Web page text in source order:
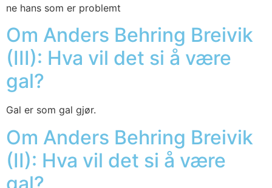
ne hans som er pro­blemt
Om Anders Behring Breivik
(III): Hva vil det si å være
gal?
Gal er som gal gjør.
Om Anders Behring Breivik
(II): Hva vil det si å være
gal?